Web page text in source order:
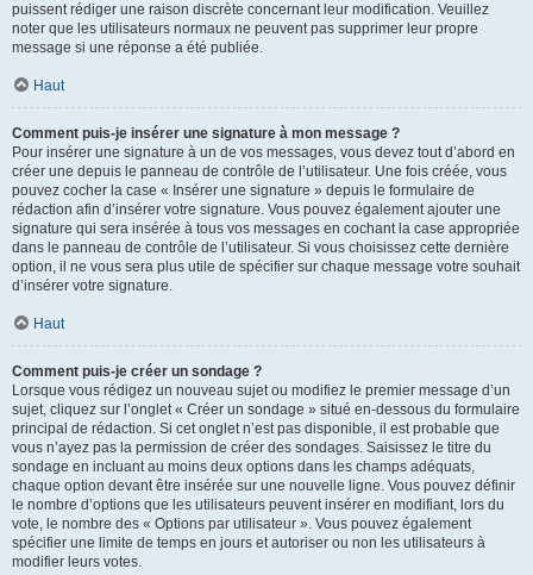
puissent rédiger une raison discrète concernant leur modification. Veuillez
noter que les utilisateurs normaux ne peuvent pas supprimer leur propre
message si une réponse a été publiée.
Haut
Comment puis-je insérer une signature à mon message ?
Pour insérer une signature à un de vos messages, vous devez tout d’abord en
créer une depuis le panneau de contrôle de l’utilisateur. Une fois créée, vous
pouvez cocher la case « Insérer une signature » depuis le formulaire de
rédaction afin d’insérer votre signature. Vous pouvez également ajouter une
signature qui sera insérée à tous vos messages en cochant la case appropriée
dans le panneau de contrôle de l’utilisateur. Si vous choisissez cette dernière
option, il ne vous sera plus utile de spécifier sur chaque message votre souhait
d’insérer votre signature.
Haut
Comment puis-je créer un sondage ?
Lorsque vous rédigez un nouveau sujet ou modifiez le premier message d’un
sujet, cliquez sur l’onglet « Créer un sondage » situé en-dessous du formulaire
principal de rédaction. Si cet onglet n’est pas disponible, il est probable que
vous n’ayez pas la permission de créer des sondages. Saisissez le titre du
sondage en incluant au moins deux options dans les champs adéquats,
chaque option devant être insérée sur une nouvelle ligne. Vous pouvez définir
le nombre d’options que les utilisateurs peuvent insérer en modifiant, lors du
vote, le nombre des « Options par utilisateur ». Vous pouvez également
spécifier une limite de temps en jours et autoriser ou non les utilisateurs à
modifier leurs votes.